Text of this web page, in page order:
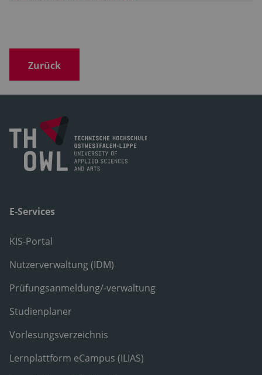
Zurück
E-Services
KIS-Portal
Nutzerverwaltung (IDM)
Prüfungsanmeldung/-verwaltung
Studienplaner
Vorlesungsverzeichnis
Lernplattform eCampus (ILIAS)